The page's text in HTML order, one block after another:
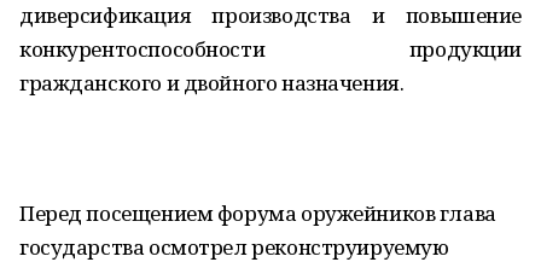
диверсификация производства и повышение
конкурентоспособности продукции
гражданского и двойного назначения.
Перед посещением форума оружейников глава
государства осмотрел реконструируемую